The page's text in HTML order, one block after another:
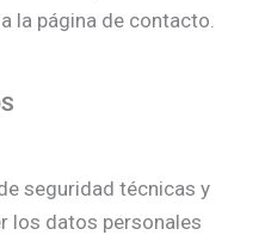
la página de contacto.
seguridad técnicas y
los datos personales